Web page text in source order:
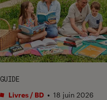
GUIDE
Livres / BD • 18 juin 2026